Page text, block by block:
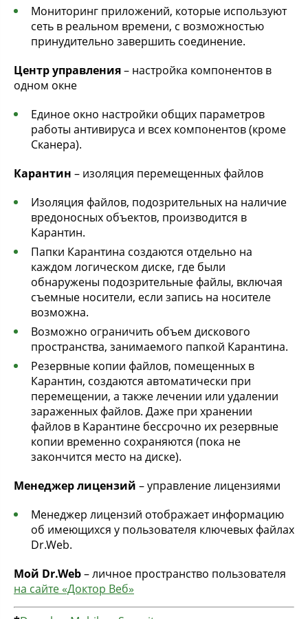
Мониторинг приложений, которые используют
сеть в реальном времени, с возможностью
принудительно завершить соединение.
Центр управления– настройка компонентов в
одном окне
Единое окно настройки общих параметров
работы антивируса и всех компонентов (кроме
Сканера).
Карантин – изоляция перемещенных файлов
Изоляция файлов, подозрительных на наличие
вредоносных объектов, производится в
Карантин.
Папки Карантина создаются отдельно на
каждом логическом диске, где были
обнаружены подозрительные файлы, включая
съемные носители, если запись на носителе
возможна.
Возможно ограничить объем дискового
пространства, занимаемого папкой Карантина.
Резервные копии файлов, помещенных в
Карантин, создаются автоматически при
перемещении, а также лечении или удалении
зараженных файлов. Даже при хранении
файлов в Карантине бессрочно их резервные
копии временно сохраняются (пока не
закончится место на диске).
Менеджер лицензий – управление лицензиями
Менеджер лицензий отображает информацию
об имеющихся у пользователя ключевых файлах
Dr.Web.
Мой Dr.Web– личное пространство пользователя
на сайте «Доктор Веб»